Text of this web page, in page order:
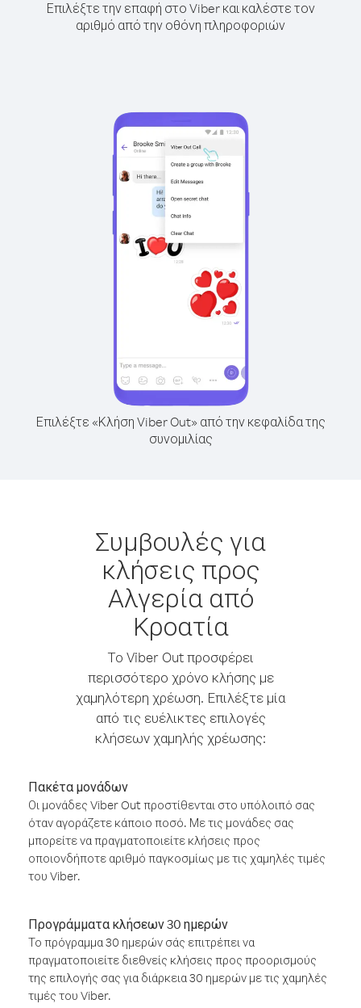
Επιλέξτε την επαφή στο Viber και καλέστε τον
αριθμό από την οθόνη πληροφοριών
Επιλέξτε «Κλήση Viber Out» από την κεφαλίδα της
συνομιλίας
Συμβουλές για
κλήσεις προς
Αλγερία από
Κροατία
Το Viber Out προσφέρει
περισσότερο χρόνο κλήσης με
χαμηλότερη χρέωση. Επιλέξτε μία
από τις ευέλικτες επιλογές
κλήσεων χαμηλής χρέωσης:
Πακέτα μονάδων
Οι μονάδες Viber Out προστίθενται στο υπόλοιπό σας
όταν αγοράζετε κάποιο ποσό. Με τις μονάδες σας
μπορείτε να πραγματοποιείτε κλήσεις προς
οποιονδήποτε αριθμό παγκοσμίως με τις χαμηλές τιμές
του Viber.
Προγράμματα κλήσεων 30 ημερών
Το πρόγραμμα 30 ημερών σάς επιτρέπει να
πραγματοποιείτε διεθνείς κλήσεις προς προορισμούς
της επιλογής σας για διάρκεια 30 ημερών με τις χαμηλές
τιμές του Viber.